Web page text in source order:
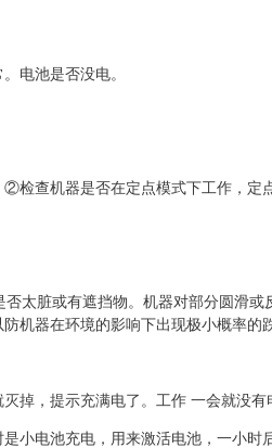
电池是否没电。
检查机器是否在定点模式下工作，定
太脏或有遮挡物。机器对部分圆滑
机器在环境的影响下出现极小概率的
掉，提示充满电了。工作 一会就没有
小电池充电，用来激活电池，一小时